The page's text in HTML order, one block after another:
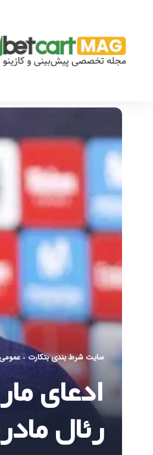
سایت شرط بندی بتکارت - عمومی
ادعای
رئال